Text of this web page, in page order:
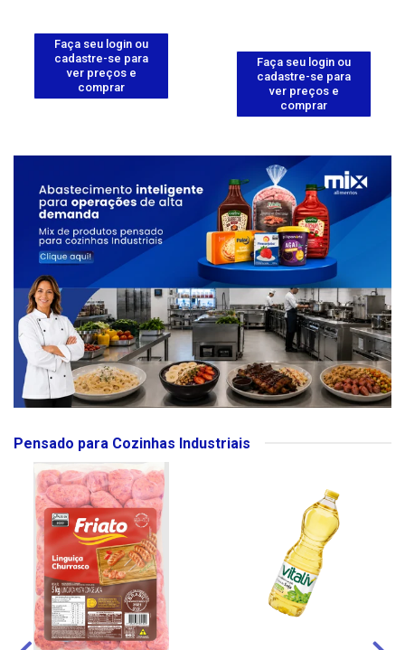
Faça seu login ou
cadastre-se para
ver preços e
comprar
Faça seu login ou
cadastre-se para
ver preços e
comprar
Pensado para Cozinhas Industriais